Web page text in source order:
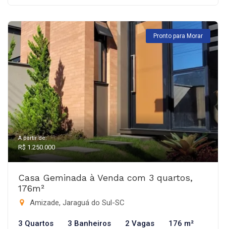
Pronto para Morar
A partir de:
R$ 1.250.000
Casa Geminada à Venda com 3 quartos,
176m²
Amizade, Jaraguá do Sul-SC
3 Quartos 3 Banheiros 2 Vagas 176 m²